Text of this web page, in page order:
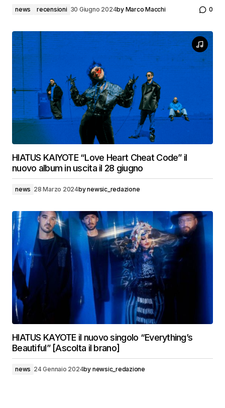
news recensioni 30 Giugno 2024by Marco Macchi 0
HIATUS KAIYOTE “Love Heart Cheat Code” il
nuovo album in uscita il 28 giugno
news 28 Marzo 2024bynewsic_redazione
HIATUS KAYOTE il nuovo singolo “Everything’s
Beautiful” [Ascolta il brano]
news 24 Gennaio 2024by newsic_redazione